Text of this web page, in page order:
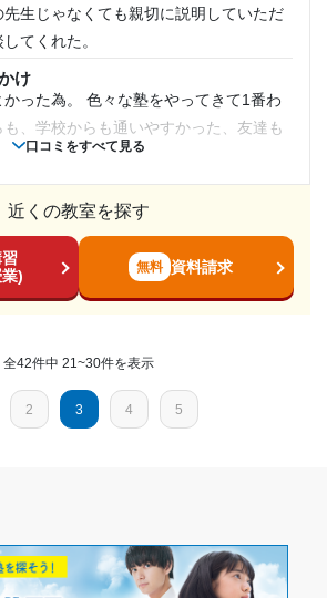
円
した。悩んでいる人にはこの塾をお勧
南コベッツ 武蔵浦和教室の口コミをもっと見る
講師に聞くことができました。
ーなど色々あります。
ポート、授業以外のコミュニケーション等)
強の進み具合だったり、勉強以外のこ
口コミをすべて見る
生じゃなくても親切に説明していただ
てくれた。
け
った為。 色々な塾をやってきて1番わ
、学校からも通いやすかった、友達も
ない。 個別なので集団よりは高いと思う
ので、集団とは、違ってやりたい教科
スピードで進むことができるのでできる
大学受験に向けてま、しっかりやってい
だった。 授業の場所と、自習室の場所が
近くの教室を探す
)
無料 資料請求
全42件中 21~30件を表示
2 3 4 5